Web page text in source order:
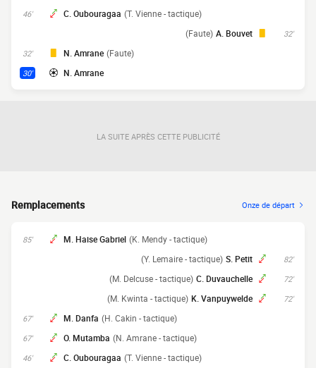
46' C. Oubouragaa (T. Vienne - tactique)
32'
A. Bouvet
(Faute)
32' N. Amrane (Faute)
30' N. Amrane
LA SUITE APRÈS CETTE PUBLICITÉ
Remplacements Onze de départ
85' M. Haise Gabriel (K. Mendy - tactique)
82'
S. Petit
(Y. Lemaire - tactique)
72'
C. Duvauchelle
(M. Delcuse - tactique)
72'
K. Vanpuywelde
(M. Kwinta - tactique)
67' M. Danfa (H. Cakin - tactique)
67' O. Mutamba (N. Amrane - tactique)
46' C. Oubouragaa (T. Vienne - tactique)